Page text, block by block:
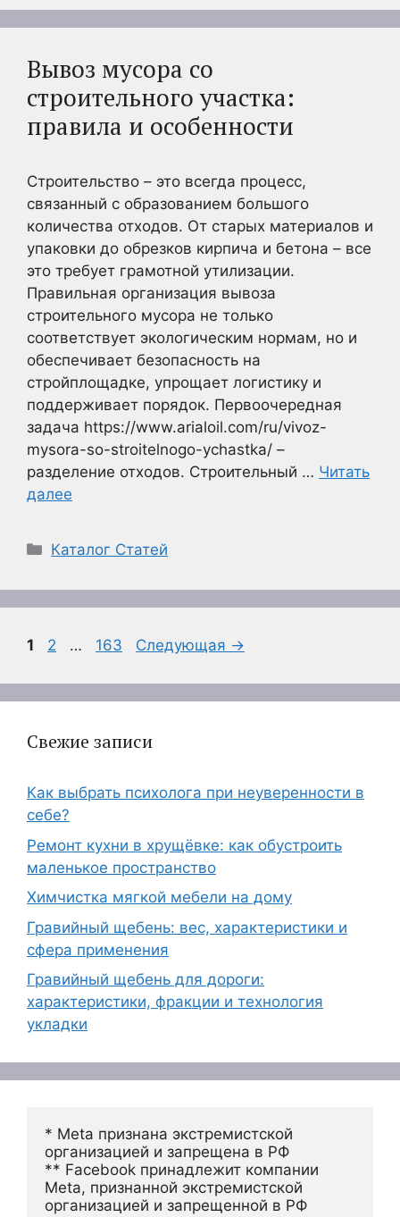
Вывоз мусора со
строительного участка:
правила и особенности
Строительство – это всегда процесс,
связанный с образованием большого
количества отходов. От старых материалов и
упаковки до обрезков кирпича и бетона – все
это требует грамотной утилизации.
Правильная организация вывоза
строительного мусора не только
соответствует экологическим нормам, но и
обеспечивает безопасность на
стройплощадке, упрощает логистику и
поддерживает порядок. Первоочередная
задача https://www.arialoil.com/ru/vivoz-
mysora-so-stroitelnogo-ychastka/ –
разделение отходов. Строительный … Читать
далее
Рубрики
Каталог Статей
Страница
1 Страница
2 … Страница
163 Следующая →
Свежие записи
Как выбрать психолога при неуверенности в
себе?
Ремонт кухни в хрущёвке: как обустроить
маленькое пространство
Химчистка мягкой мебели на дому
Гравийный щебень: вес, характеристики и
сфера применения
Гравийный щебень для дороги:
характеристики, фракции и технология
укладки
* Meta признана экстремистской
организацией и запрещена в РФ
** Facebook принадлежит компании
Meta, признанной экстремистской
организацией и запрещенной в РФ